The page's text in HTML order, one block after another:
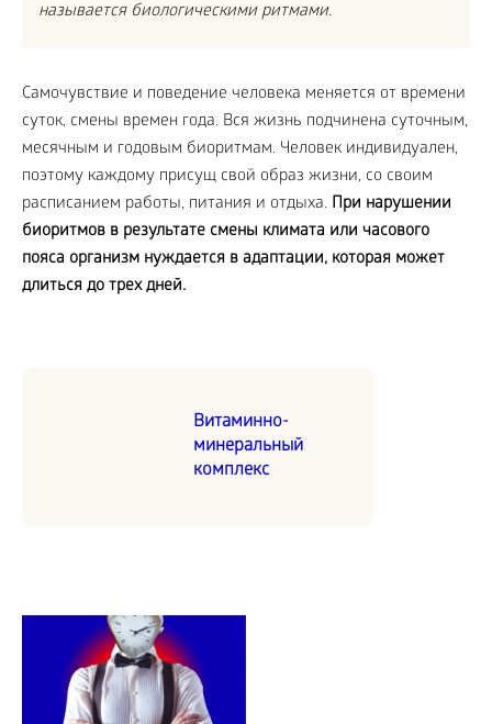
называется биологическими ритмами.
Самочувствие и поведение человека меняется от времени
суток, смены времен года. Вся жизнь подчинена суточным,
месячным и годовым биоритмам. Человек индивидуален,
поэтому каждому присущ свой образ жизни, со своим
расписанием работы, питания и отдыха. При нарушении
биоритмов в результате смены климата или часового
пояса организм нуждается в адаптации, которая может
длиться до трех дней.
Витаминно-
минеральный
комплекс